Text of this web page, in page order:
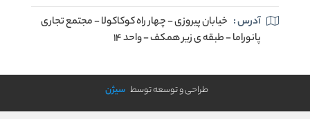
آدرس : خیابان پیروزی - چهار راه کوکاکولا - مجتمع تجاری
پانوراما - طبقه ی زیر همکف - واحد 14
طراحی و توسعه توسط سیژن